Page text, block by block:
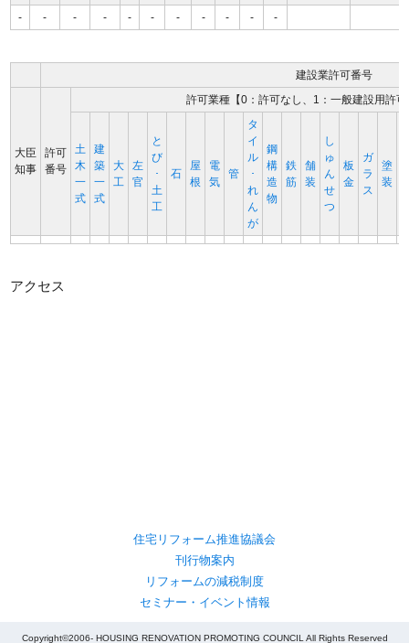
- - - - - - - - - - -
建設業許可番号
大臣
知事
許可
番号
許可業種【0：許可なし、1：一般建設用許
土
木
一
式
建
築
一
式
大
工
左
官
と
び
･
土
工
石
屋
根
電
気
管
タ
イ
ル
･
れ
ん
が
鋼
構
造
物
鉄
筋
舗
装
し
ゅ
ん
せ
つ
板
金
ガ
ラ
ス
塗
装
アクセス
住宅リフォーム推進協議会
刊行物案内
リフォームの減税制度
セミナー・イベント情報
Copyright©2006- HOUSING RENOVATION PROMOTING COUNCIL All Rights Reserved